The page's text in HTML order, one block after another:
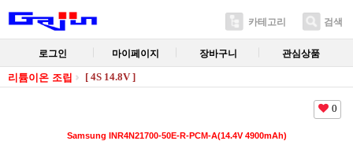
카테고리 검색
로그인 마이페이지 장바구니 관심상품
리튬이온 조립 [ 4S 14.8V ]
0
Samsung INR4N21700-50E-R-PCM-A(14.4V 4900mAh)